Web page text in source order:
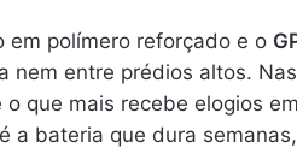
em polímero reforçado e o
nem entre prédios altos.
o que mais recebe elogios
a bateria que dura